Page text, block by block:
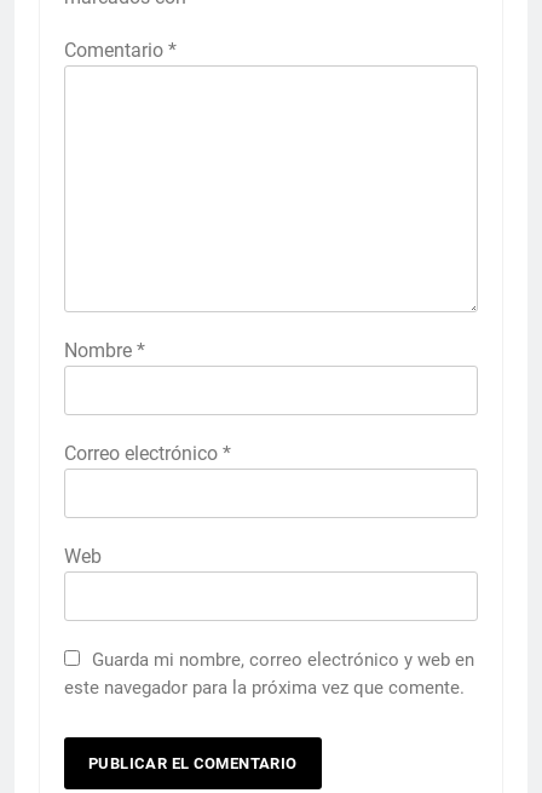
Comentario *
Nombre *
Correo electrónico *
Web
Guarda mi nombre, correo electrónico y web en
este navegador para la próxima vez que comente.